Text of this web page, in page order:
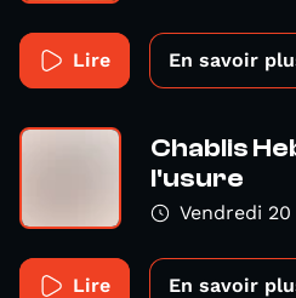
Lire En savoir
Chablis
l'usure
Vendredi
Lire En savoir